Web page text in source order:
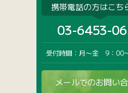
携帯電話の方はこち
03-6453-
受付時間：月〜金 9：00
メールでのお問い